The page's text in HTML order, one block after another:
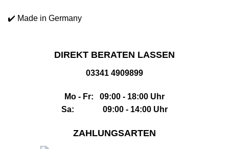
✔️ Made in Germany
DIREKT BERATEN LASSEN
03341 4909899
Mo - Fr: 09:00 - 18:00 Uhr
Sa: 09:00 - 14:00 Uhr
ZAHLUNGSARTEN